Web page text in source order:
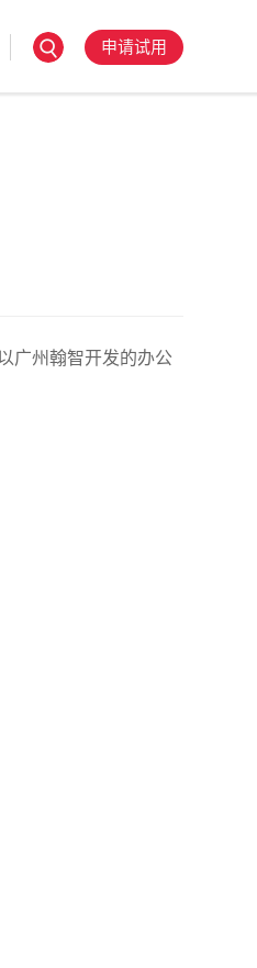
申请试用
广州翰智开发的办公